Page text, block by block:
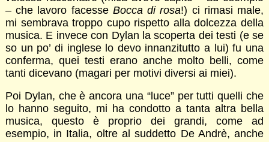
– che lavoro facesse Bocca di rosa!) ci rimasi male,
mi sembrava troppo cupo rispetto alla dolcezza della
musica. E invece con Dylan la scoperta dei testi (e se
so un po’ di inglese lo devo innanzitutto a lui) fu una
conferma, quei testi erano anche molto belli, come
tanti dicevano (magari per motivi diversi ai miei).
Poi Dylan, che è ancora una “luce” per tutti quelli che
lo hanno seguito, mi ha condotto a tanta altra bella
musica, questo è proprio dei grandi, come ad
esempio, in Italia, oltre al suddetto De Andrè, anche